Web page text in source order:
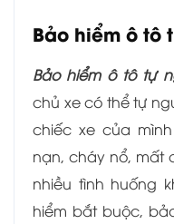
Bảo hiểm ô tô
Bảo hiểm ô tô tự
chủ xe có thể tự
chiếc xe của
nạn, cháy nổ, mất
nhiều tình huống
hiểm bắt buộc,